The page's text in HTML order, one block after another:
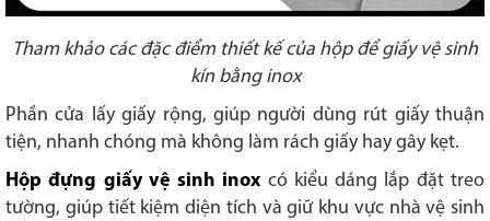
Tham khảo các đặc điểm thiết kế của hộp để giấy vệ sinh
kín bằng inox
Phần cửa lấy giấy rộng, giúp người dùng rút giấy thuận
tiện, nhanh chóng mà không làm rách giấy hay gây kẹt.
Hộp đựng giấy vệ sinh inox có kiểu dáng lắp đặt treo
tường, giúp tiết kiệm diện tích và giữ khu vực nhà vệ sinh